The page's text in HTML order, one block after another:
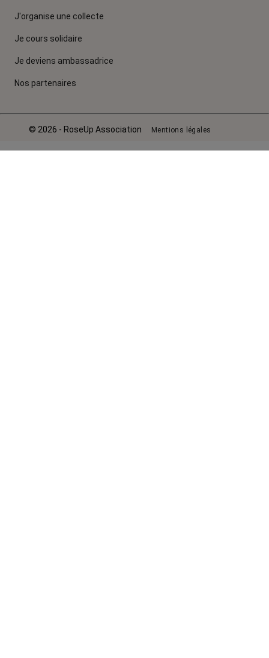
J'organise une collecte
Je cours solidaire
Je deviens ambassadrice
Nos partenaires
© 2026 - RoseUp Association Mentions légales